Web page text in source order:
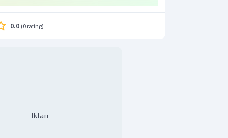
0.0 (0 rating)
Iklan